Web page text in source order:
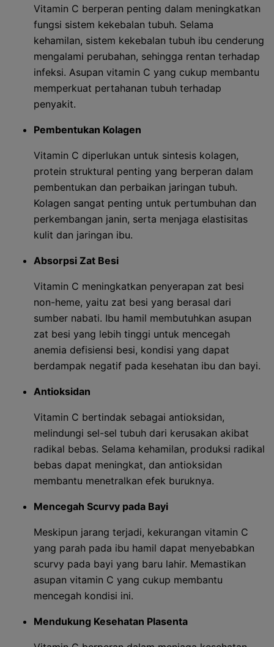
Vitamin C berperan penting dalam meningkatkan
fungsi sistem kekebalan tubuh. Selama
kehamilan, sistem kekebalan tubuh ibu cenderung
mengalami perubahan, sehingga rentan terhadap
infeksi. Asupan vitamin C yang cukup membantu
memperkuat pertahanan tubuh terhadap
penyakit.
Pembentukan Kolagen
Vitamin C diperlukan untuk sintesis kolagen,
protein struktural penting yang berperan dalam
pembentukan dan perbaikan jaringan tubuh.
Kolagen sangat penting untuk pertumbuhan dan
perkembangan janin, serta menjaga elastisitas
kulit dan jaringan ibu.
Absorpsi Zat Besi
Vitamin C meningkatkan penyerapan zat besi
non-heme, yaitu zat besi yang berasal dari
sumber nabati. Ibu hamil membutuhkan asupan
zat besi yang lebih tinggi untuk mencegah
anemia defisiensi besi, kondisi yang dapat
berdampak negatif pada kesehatan ibu dan bayi.
Antioksidan
Vitamin C bertindak sebagai antioksidan,
melindungi sel-sel tubuh dari kerusakan akibat
radikal bebas. Selama kehamilan, produksi radikal
bebas dapat meningkat, dan antioksidan
membantu menetralkan efek buruknya.
Mencegah Scurvy pada Bayi
Meskipun jarang terjadi, kekurangan vitamin C
yang parah pada ibu hamil dapat menyebabkan
scurvy pada bayi yang baru lahir. Memastikan
asupan vitamin C yang cukup membantu
mencegah kondisi ini.
Mendukung Kesehatan Plasenta